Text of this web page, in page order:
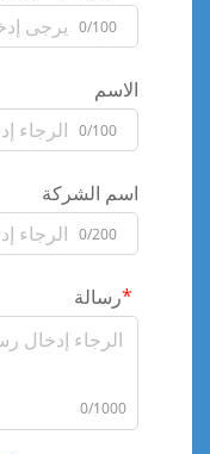
0/100
الاسم
0/100
اسم الشركة
0/200
رسالة
0/1000